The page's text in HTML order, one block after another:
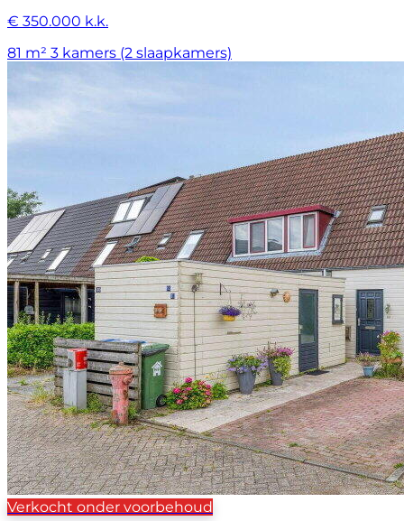
€ 350.000 k.k.
81 m² 3 kamers (2 slaapkamers)
Verkocht onder voorbehoud